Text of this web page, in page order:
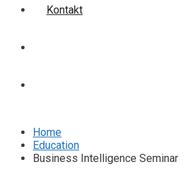
Kontakt
Home
Education
Business Intelligence Seminar